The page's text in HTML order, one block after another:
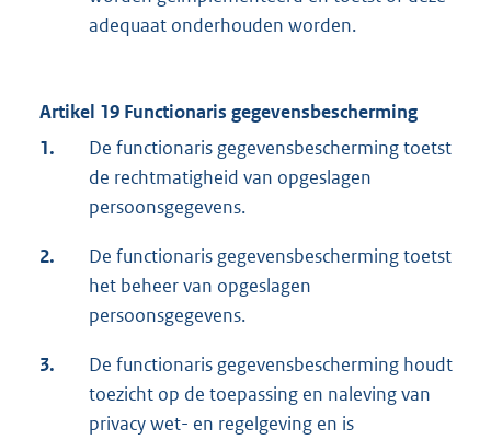
adequaat onderhouden worden.
Artikel 19 Functionaris gegevensbescherming
1.
De functionaris gegevensbescherming toetst
de rechtmatigheid van opgeslagen
persoonsgegevens.
2.
De functionaris gegevensbescherming toetst
het beheer van opgeslagen
persoonsgegevens.
3.
De functionaris gegevensbescherming houdt
toezicht op de toepassing en naleving van
privacy wet- en regelgeving en is